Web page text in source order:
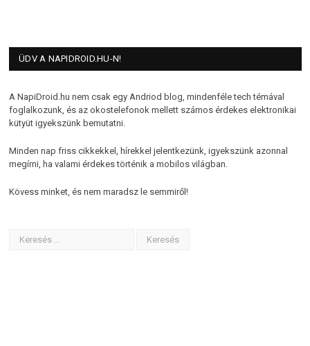
ÜDV A NAPIDROID.HU-N!
A NapiDroid.hu nem csak egy Andriod blog, mindenféle tech témával
foglalkozunk, és az okostelefonok mellett számos érdekes elektronikai
kütyüt igyekszünk bemutatni.
Minden nap friss cikkekkel, hírekkel jelentkezünk, igyekszünk azonnal
megírni, ha valami érdekes történik a mobilos világban.
Kövess minket, és nem maradsz le semmiről!